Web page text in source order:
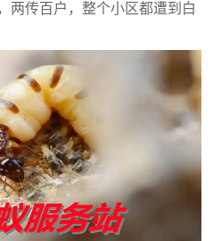
两传百户，整个小区都遭到白